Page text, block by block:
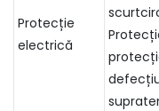
Protecție
electrică